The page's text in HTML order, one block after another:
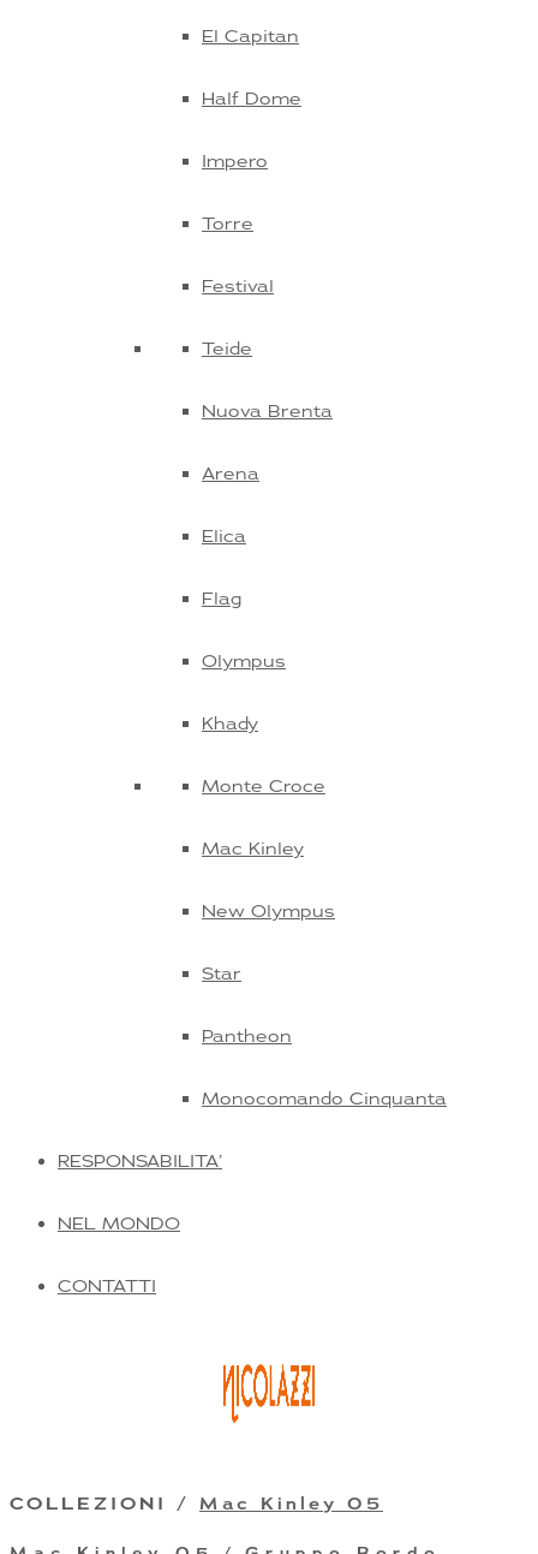
El Capitan
Half Dome
Impero
Torre
Festival
Teide
Nuova Brenta
Arena
Elica
Flag
Olympus
Khady
Monte Croce
Mac Kinley
New Olympus
Star
Pantheon
Monocomando Cinquanta
RESPONSABILITA’
NEL MONDO
CONTATTI
COLLEZIONI / Mac Kinley 05